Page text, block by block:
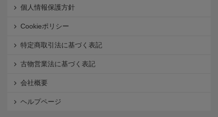
個人情報保護方針
Cookieポリシー
特定商取引法に基づく表記
古物営業法に基づく表記
会社概要
ヘルプページ